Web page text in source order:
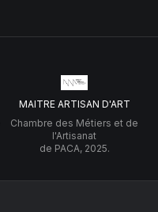
MAITRE ARTISAN D'ART
Chambre des Métiers et de
l'Artisanat
de PACA, 2025.